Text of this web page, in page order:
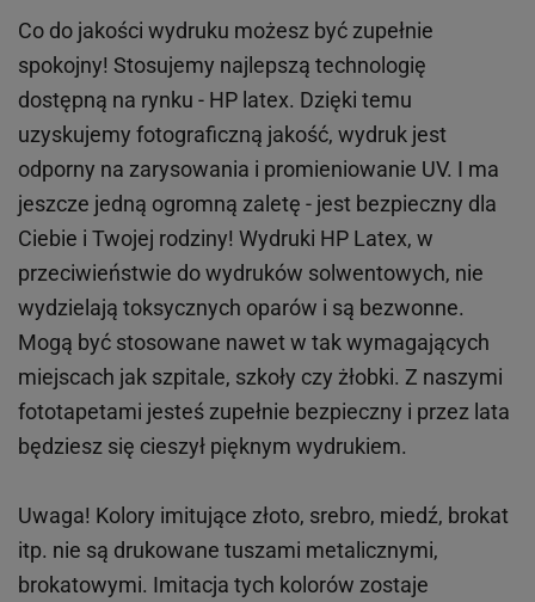
Co do jakości wydruku możesz być zupełnie
spokojny! Stosujemy najlepszą technologię
dostępną na rynku - HP latex. Dzięki temu
uzyskujemy fotograficzną jakość, wydruk jest
odporny na zarysowania i promieniowanie UV. I ma
jeszcze jedną ogromną zaletę - jest bezpieczny dla
Ciebie i Twojej rodziny! Wydruki HP Latex, w
przeciwieństwie do wydruków solwentowych, nie
wydzielają toksycznych oparów i są bezwonne.
Mogą być stosowane nawet w tak wymagających
miejscach jak szpitale, szkoły czy żłobki. Z naszymi
fototapetami jesteś zupełnie bezpieczny i przez lata
będziesz się cieszył pięknym wydrukiem.
Uwaga! Kolory imitujące złoto, srebro, miedź, brokat
itp. nie są drukowane tuszami metalicznymi,
brokatowymi. Imitacja tych kolorów zostaje